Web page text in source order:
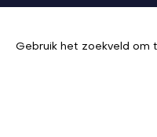
Gebruik het zoekveld om